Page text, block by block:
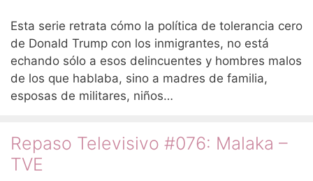
Esta serie retrata cómo la política de tolerancia cero
de Donald Trump con los inmigrantes, no está
echando sólo a esos delincuentes y hombres malos
de los que hablaba, sino a madres de familia,
esposas de militares, niños…
Repaso Televisivo #076: Malaka –
TVE